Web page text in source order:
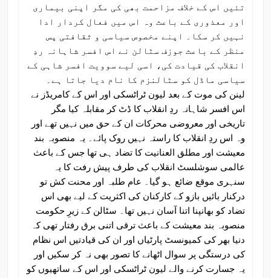
تئیں اس کے خلاف مزاحمت بھی کی مگر اپنی بیماری
اور معذوری کے باعث وہ اس میں فعال کردار ادا
نہیں کر سکا۔ اپنے مخصوص سیاسی و ثقافتی پس
منظر کے باعث جوزف سٹالن نے اس افسر شاہانہ ردِ
انقلاب کی قیادت کی، اسی لیے سوویت افسر شاہی کے
سیاسی ماڈل کو سٹالنزم کا نام دیا جاتا ہے۔
لینن کی موت کے بعد لیون ٹراٹسکی اور اس کے کامریڈز نے
اس افسر شاہانہ ردِ انقلاب کا ڈٹ کر مقابلہ کیا مگر
تاریخی اور معروضی محرکات ان کے حق میں نہیں تھے اور
وہ اس ردِ انقلاب کا راستہ نہیں روک پائے۔ یہ منصوبہ بند
معیشت اور مطلق العنانیت کا تضاد ہی تھا جس کے باعث
عالمی سوشلسٹ انقلاب کی طرف پیش رفت کا یہ
سنہری موقع ضائع ہو گیا۔ عام طلبہ اور محنت کش تو
درکنار بائیں بازو کے کارکنان کی اکثریت کے لیے بھی اس
تضاد کو بھانپنا اتنا آسان نہیں تھا۔ سٹالن کے زیرِ حکومت
منصوبہ بند معیشت کے باعث ترقی اتنی برق رفتار تھی کہ
دنیا بھر کی کمیونسٹ پارٹیاں اور ان کی قیادتیں اس نظام
کی درستگی پر سوال اٹھانے کا تصور بھی نہ کر سکیں اور
یہ جسارت کرنے والے لیون ٹراٹسکی اور اس کے ساتھیوں کو